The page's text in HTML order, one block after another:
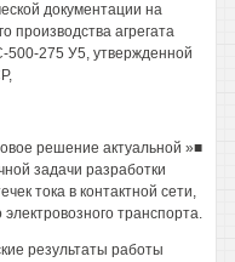
документации на
производства агрегата
500-275 У5, утвержденной
решение актуальной »■
задачи разработки
тока в контактной сети,
транспорта.
результаты работы